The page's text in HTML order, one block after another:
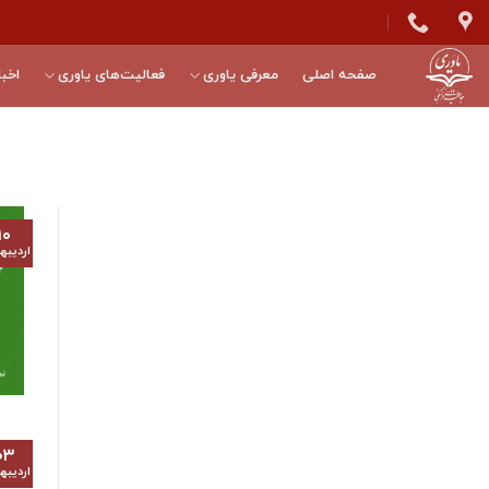
Skip
to
content
صفحه اصلی معرفی یاوری فعالیت‌های یاوری